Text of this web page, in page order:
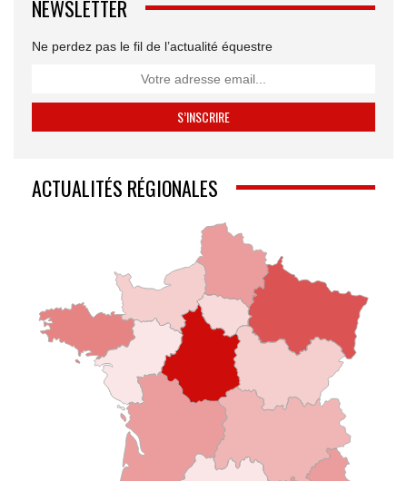
NEWSLETTER
Ne perdez pas le fil de l’actualité équestre
ACTUALITÉS RÉGIONALES